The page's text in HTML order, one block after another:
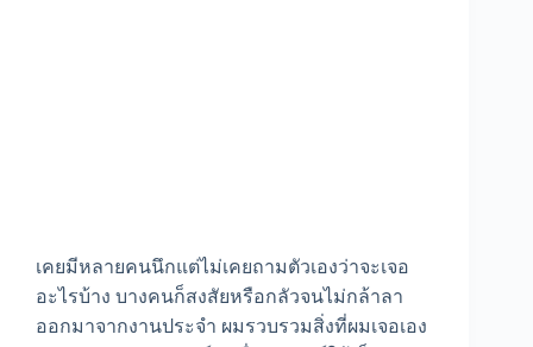
เคยมีหลายคนนึกแต่ไม่เคยถามตัวเองว่าจะเจอ
อะไรบ้าง บางคนก็สงสัยหรือกลัวจนไม่กล้าลา
ออกมาจากงานประจำ ผมรวบรวมสิ่งที่ผมเจอเอง